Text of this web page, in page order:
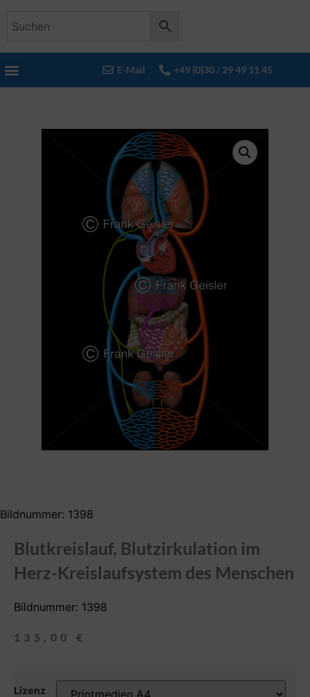
E-Mail +49 (0)30 / 29 49 11 45
Bildnummer: 1398
Blutkreislauf, Blutzirkulation im
Herz-Kreislaufsystem des Menschen
Bildnummer: 1398
135,00 €
Lizenz